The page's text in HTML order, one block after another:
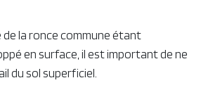
du sol et de fournir des
À noter qu’il faut éviter de pailler
pourrissement et qu’une couche
la saison de croissance est